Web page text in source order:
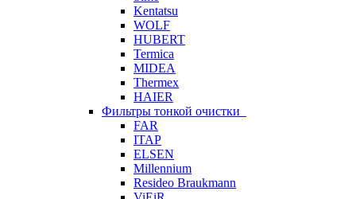
Kentatsu
WOLF
HUBERT
Termica
MIDEA
Thermex
HAIER
Фильтры тонкой очистки
FAR
ITAP
ELSEN
Millennium
Resideo Braukmann